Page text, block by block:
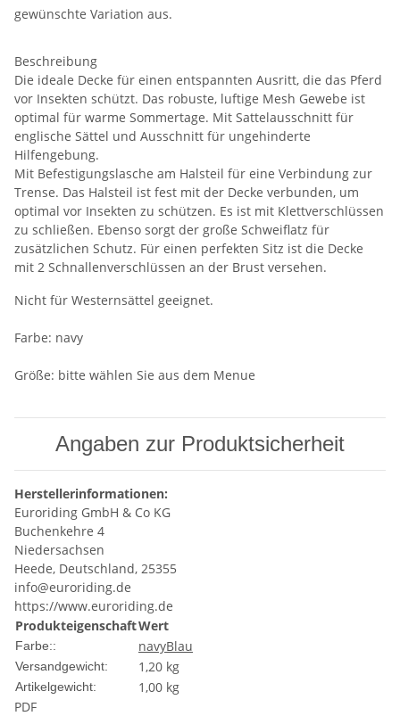
gewünschte Variation aus.
Beschreibung
Die ideale Decke für einen entspannten Ausritt, die das Pferd
vor Insekten schützt. Das robuste, luftige Mesh Gewebe ist
optimal für warme Sommertage. Mit Sattelausschnitt für
englische Sättel und Ausschnitt für ungehinderte
Hilfengebung.
Mit Befestigungslasche am Halsteil für eine Verbindung zur
Trense. Das Halsteil ist fest mit der Decke verbunden, um
optimal vor Insekten zu schützen. Es ist mit Klettverschlüssen
zu schließen. Ebenso sorgt der große Schweiflatz für
zusätzlichen Schutz. Für einen perfekten Sitz ist die Decke
mit 2 Schnallenverschlüssen an der Brust versehen.
Nicht für Westernsättel geeignet.
Farbe: navy
Größe: bitte wählen Sie aus dem Menue
Angaben zur Produktsicherheit
Herstellerinformationen:
Euroriding GmbH & Co KG
Buchenkehre 4
Niedersachsen
Heede, Deutschland, 25355
info@euroriding.de
https://www.euroriding.de
ProdukteigenschaftWert
Farbe:: navyBlau
Versandgewicht: 1,20 kg
Artikelgewicht: 1,00 kg
PDF